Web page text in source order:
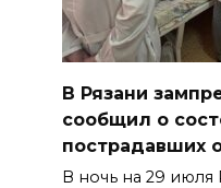
В Рязани
сообщил о
пострадавших
В ночь на 29 июля